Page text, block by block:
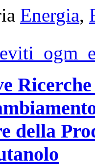
Energia,
della